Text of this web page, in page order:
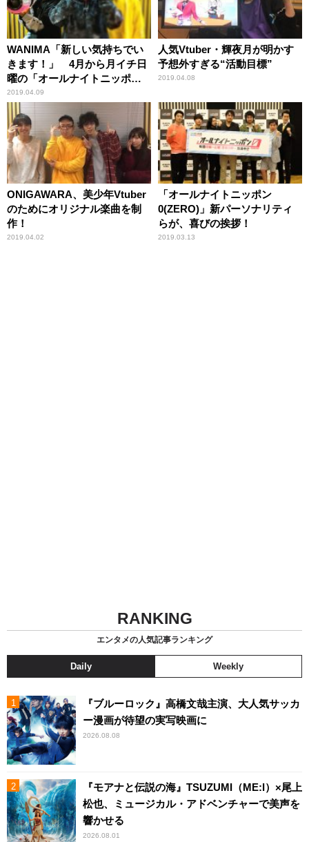
WANIMA「新しい気持ちでい
きます！」 4月から月イチ日
曜の「オールナイトニッポ
ン」として再始動
2019.04.09
人気Vtuber・輝夜月が明かす
予想外すぎる“活動目標”
2019.04.08
ONIGAWARA、美少年Vtuber
のためにオリジナル楽曲を制
作！
2019.04.02
「オールナイトニッポン
0(ZERO)」新パーソナリティ
らが、喜びの挨拶！
2019.03.13
RANKING
エンタメの人気記事ランキング
Daily Weekly
『ブルーロック』高橋文哉主演、大人気サッカ
ー漫画が待望の実写映画に
2026.08.08
『モアナと伝説の海』TSUZUMI（ME:I）×尾上
松也、ミュージカル・アドベンチャーで美声を
響かせる
2026.08.01